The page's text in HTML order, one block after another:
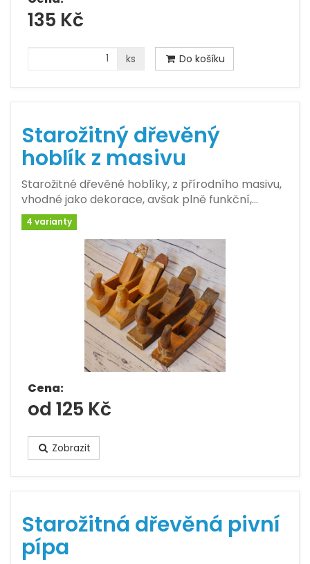
135 Kč
ks Do košíku
Starožitný dřevěný
hoblík z masivu
Starožitné dřevěné hoblíky, z přírodního masivu,
vhodné jako dekorace, avšak plně funkční,…
4 varianty
Cena:
od 125 Kč
Zobrazit
Starožitná dřevěná pivní
pípa